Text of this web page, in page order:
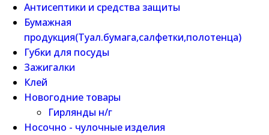
Антисептики и средства защиты
Бумажная
продукция(Туал.бумага,салфетки,полотенца)
Губки для посуды
Зажигалки
Клей
Новогодние товары
Гирлянды н/г
Носочно - чулочные изделия